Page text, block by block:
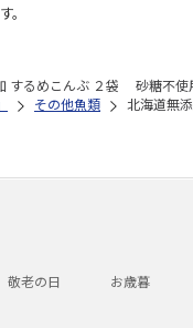
するめこんぶ ２袋 砂糖不使
その他魚類 北海道無
敬老の日 お歳暮